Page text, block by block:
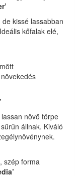
kissé lassabban
kőfalak elé,
növő törpe
állnak. Kiváló
szép forma